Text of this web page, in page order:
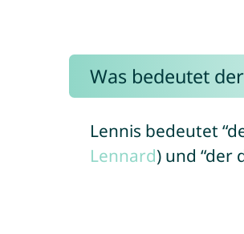
Was bedeutet
Lennis bedeutet
Lennard) und “der